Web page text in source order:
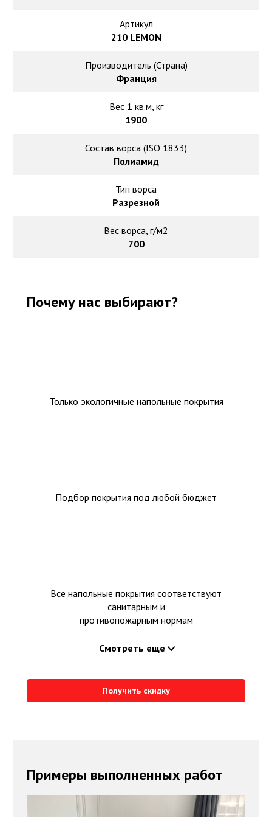
Ковролин оптом
Ковролин под теплый пол
Артикул
210 LEMON
Производитель (Страна)
Франция
Вес 1 кв.м, кг
1900
Состав ворса (ISO 1833)
Полиамид
Тип ворса
Разрезной
Вес ворса, г/м2
700
Почему нас выбирают?
Только экологичные напольные покрытия
Подбор покрытия под любой бюджет
Все напольные покрытия соответствуют
санитарным и
противопожарным нормам
Смотреть еще
Получить скидку
Примеры выполненных работ